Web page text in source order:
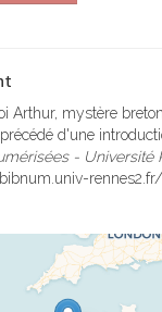
Arthur, mystère
d'une
- Université